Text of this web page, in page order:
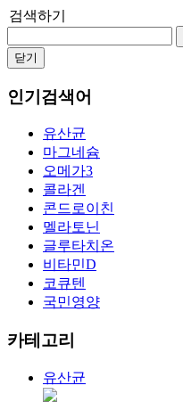
검색하기
닫기
인기검색어
유산균
마그네슘
오메가3
콜라겐
콘드로이친
멜라토닌
글루타치온
비타민D
코큐텐
국민영양
카테고리
유산균